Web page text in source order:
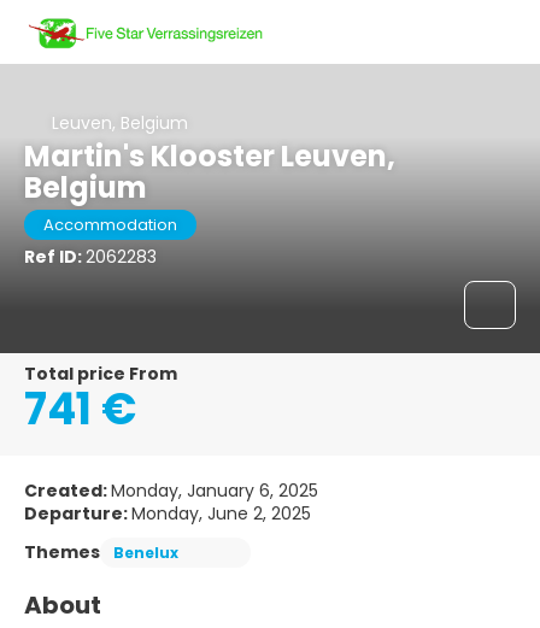
Leuven, Belgium
Martin's Klooster Leuven,
Belgium
Accommodation
Ref ID:2062283
Total price From
741 €
Created:Monday, January 6, 2025
Departure:Monday, June 2, 2025
Themes
Benelux
About